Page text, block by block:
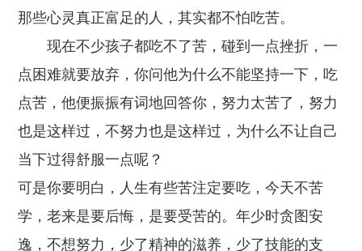
那些心灵真正富足的人，其实都不怕吃苦。
现在不少孩子都吃不了苦，碰到一点挫折，一
点困难就要放弃，你问他为什么不能坚持一下，吃
点苦，他便振振有词地回答你，努力太苦了，努力
也是这样过，不努力也是这样过，为什么不让自己
当下过得舒服一点呢？
可是你要明白，人生有些苦注定要吃，今天不苦
学，老来是要后悔，是要受苦的。年少时贪图安
逸，不想努力，少了精神的滋养，少了技能的支